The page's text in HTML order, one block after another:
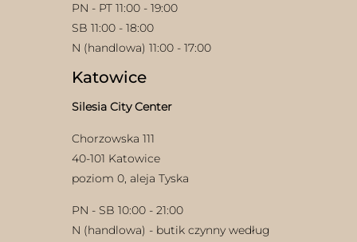
PN - PT 11:00 - 19:00
SB 11:00 - 18:00
N (handlowa) 11:00 - 17:00
Katowice
Silesia City Center
Chorzowska 111
40-101 Katowice
poziom 0, aleja Tyska
PN - SB 10:00 - 21:00
N (handlowa) - butik czynny według